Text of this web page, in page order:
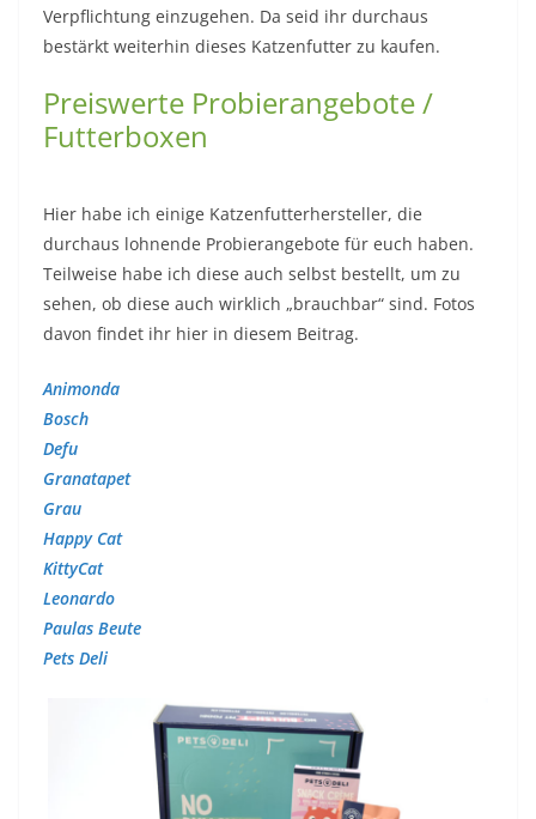
Verpflichtung einzugehen. Da seid ihr durchaus
bestärkt weiterhin dieses Katzenfutter zu kaufen.
Preiswerte Probierangebote /
Futterboxen
Hier habe ich einige Katzenfutterhersteller, die
durchaus lohnende Probierangebote für euch haben.
Teilweise habe ich diese auch selbst bestellt, um zu
sehen, ob diese auch wirklich „brauchbar“ sind. Fotos
davon findet ihr hier in diesem Beitrag.
Animonda
Bosch
Defu
Granatapet
Grau
Happy Cat
KittyCat
Leonardo
Paulas Beute
Pets Deli